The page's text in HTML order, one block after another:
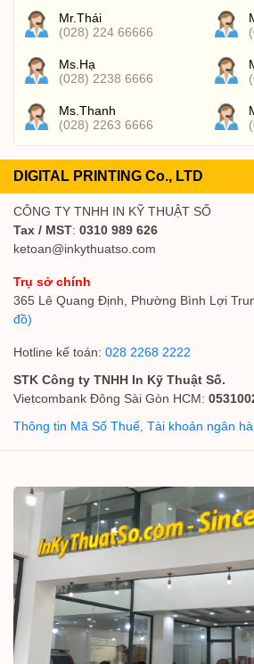
Mr.Thái
(028) 224 66666
Ms.Hạ
(028) 2238 6666
Ms.Thanh
(028) 2263 6666
DIGITAL PRINTING Co., LTD
CÔNG TY TNHH IN KỸ THUẬT SỐ
Tax / MST: 0310 989 626
ketoan@inkythuatso.com
Trụ sở chính
365 Lê Quang Định, Phường Bình Lợi
đồ)
Hotline kế toán: 028 2268 2222
STK Công ty TNHH In Kỹ Thuật Số.
Vietcombank Đông Sài Gòn HCM:
Thông tin Mã Số Thuế, Tài khoản ngân